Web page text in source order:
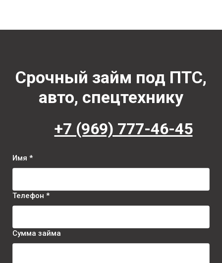
Срочный займ под ПТС,
авто, спецтехнику
+7 (969) 777-46-45
Имя *
Телефон *
Сумма займа